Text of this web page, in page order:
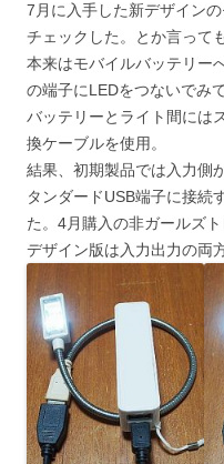
7月に入手した新デザイン
チェックした。とか言って
本来はモバイルバッテリー
の端子にLEDをつないでみ
バッテリーとライト間には
換ケーブルを使用。
結果、初期製品では入力側
タンダードUSB端子に接続
た。4月購入の非ガールズ
デザイン版は入力出力の両